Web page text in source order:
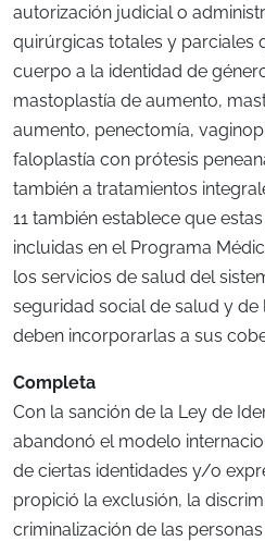
autorización judicial o
quirúrgicas totales y parciales
cuerpo a la identidad de
mastoplastía de aumento,
aumento, penectomía,
faloplastía con prótesis
también a tratamientos
11 también establece que
incluidas en el Programa
los servicios de salud del
seguridad social de salud y de
deben incorporarlas a sus
Completa
Con la sanción de la Ley de
abandonó el modelo
de ciertas identidades y/o
propició la exclusión, la
criminalización de las